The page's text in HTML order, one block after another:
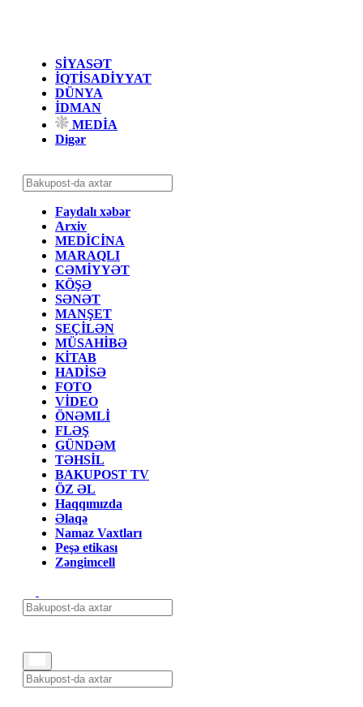
SİYASƏT
İQTİSADİYYAT
DÜNYA
İDMAN
MEDİA
Digər
Faydalı xəbər
Arxiv
MEDİCİNA
MARAQLI
CƏMİYYƏT
KÖŞƏ
SƏNƏT
MANŞET
SEÇİLƏN
MÜSAHİBƏ
KİTAB
HADİSƏ
FOTO
VİDEO
ÖNƏMLİ
FLƏŞ
GÜNDƏM
TƏHSİL
BAKUPOST TV
ÖZ ƏL
Haqqımızda
Əlaqə
Namaz Vaxtları
Peşə etikası
Zəngimcell